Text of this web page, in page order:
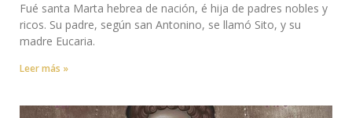
Fué santa Marta hebrea de nación, é hija de padres nobles y
ricos. Su padre, según san Antonino, se llamó Sito, y su
madre Eucaria.
Leer más »